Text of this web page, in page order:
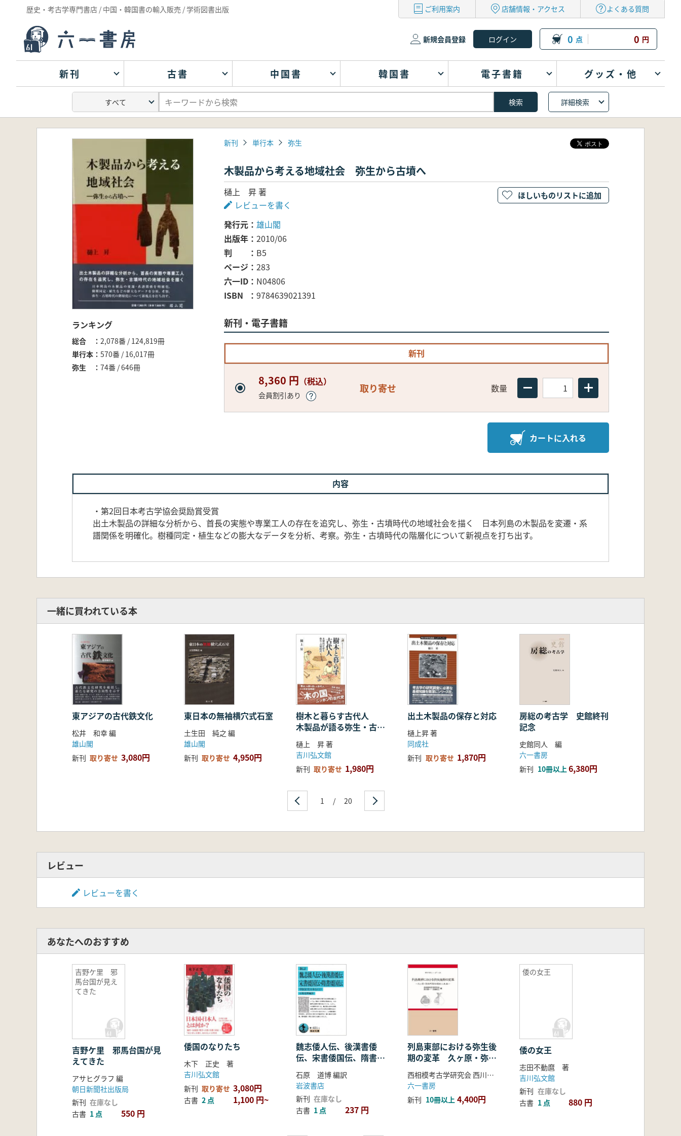
歴史・考古学専門書店 / 中国・韓国書の輸入販売 / 学術図書出版 ご利用案内 店舗情報・アクセス よくある質問
新規会員登録 0 点 0 円
新刊 古書 中国書 韓国書 電子書籍 グッズ・他
詳細検索
ランキング
総合
2,078番 / 124,819冊
単行本
570番 / 16,017冊
弥生
74番 / 646冊
新刊 単行本 弥生
木製品から考える地域社会 弥生から古墳へ
樋上 昇 著
レビューを書く
発行元
雄山閣
出版年
2010/06
判
B5
ページ
283
六一ID
N04806
ISBN
9784639021391
新刊・電子書籍
新刊
8,360 円 （税込）
会員割引あり
取り寄せ 数量
カートに入れる
ほしいものリストに追加
内容
・第2回日本考古学協会奨励賞受賞
出土木製品の詳細な分析から、首長の実態や専業工人の存在を追究し、弥生・古墳時代の地域社会を描く 日本列島の木製品を変遷・系
譜関係を明確化。樹種同定・植生などの膨大なデータを分析、考察。弥生・古墳時代の階層化について新視点を打ち出す。
一緒に買われている本
東アジアの古代鉄文化
松井 和幸 編
雄山閣
新刊 取り寄せ 3,080円
東日本の無袖横穴式石室
土生田 純之 編
雄山閣
新刊 取り寄せ 4,950円
樹木と暮らす古代人
木製品が語る弥生・古墳
時代
樋上 昇 著
吉川弘文館
新刊 取り寄せ 1,980円
出土木製品の保存と対応
樋上昇 著
同成社
新刊 取り寄せ 1,870円
房総の考古学 史館終刊
記念
史館同人 編
六一書房
新刊 10冊以上6,380円
1 / 20
レビュー
レビューを書く
あなたへのおすすめ
吉野ケ里 邪
馬台国が見え
てきた
吉野ケ里 邪馬台国が見
えてきた
アサヒグラフ 編
朝日新聞社出版局
新刊 在庫なし
古書 1 点 550 円
倭国のなりたち
木下 正史 著
吉川弘文館
新刊 取り寄せ 3,080円
古書 2 点 1,100 円~
魏志倭人伝、後漢書倭
伝、宋書倭国伝、隋書倭
石原 道博 編訳
岩波書店
新刊 在庫なし
古書 1 点 237 円
列島東部における弥生後
期の変革 久ヶ原・弥生
西相模考古学研究会 西川修一・古屋紀之 編
六一書房
新刊 10冊以上 4,400円
倭の女王
倭の女王
志田不動麿 著
吉川弘文館
新刊 在庫なし
古書 1 点 880 円